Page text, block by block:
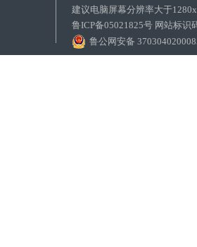
建议电脑屏幕分辨率大于
鲁ICP备05021825号 网站标识
鲁公网安备